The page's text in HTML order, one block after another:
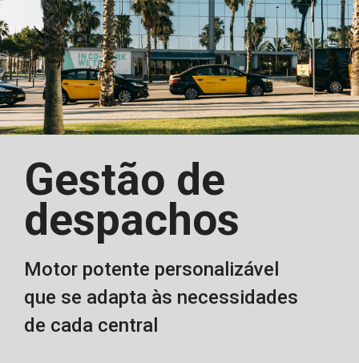
Gestão de
despachos
Motor potente personalizável
que se adapta às necessidades
de cada central